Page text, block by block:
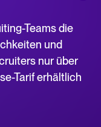
Teams die
und
nur über
Tarif erhältlich